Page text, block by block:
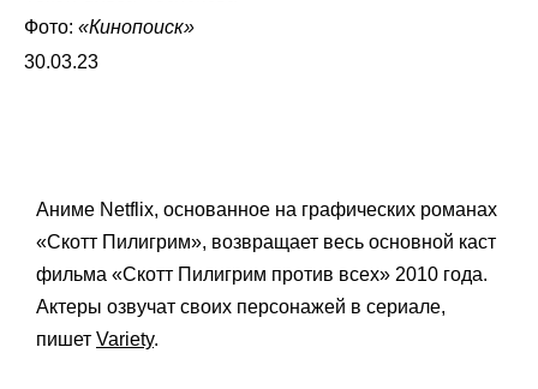
Фото: «Кинопоиск»
30.03.23
Аниме Netflix, основанное на графических романах
«Скотт Пилигрим», возвращает весь основной каст
фильма «Скотт Пилигрим против всех» 2010 года.
Актеры озвучат своих персонажей в сериале,
пишет Variety.